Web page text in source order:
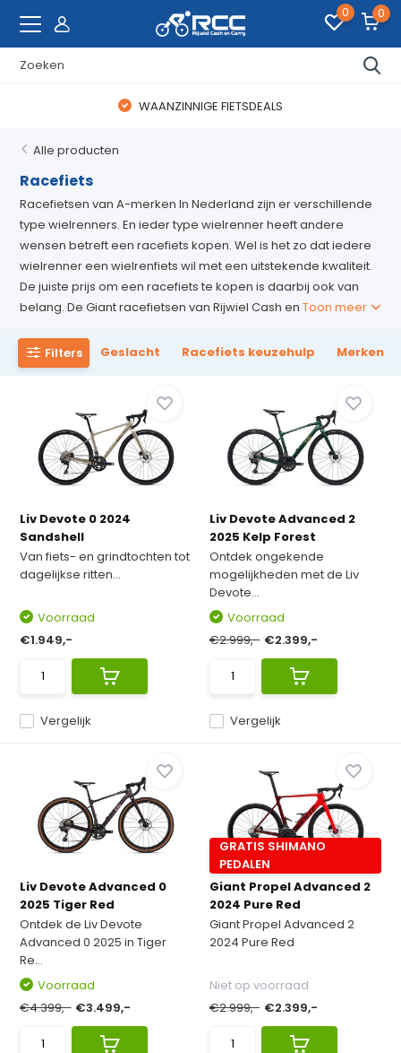
0 0
WAANZINNIGE FIETSDEALS
Alle producten
Racefiets
Racefietsen van A-merken In Nederland zijn er verschillende
type wielrenners. En ieder type wielrenner heeft andere
wensen betreft een racefiets kopen. Wel is het zo dat iedere
wielrenner een wielrenfiets wil met een uitstekende kwaliteit.
De juiste prijs om een racefiets te kopen is daarbij ook van
belang. De Giant racefietsen van Rijwiel Cash enToon meer
Filters Geslacht Racefiets keuzehulp Merken
Liv Devote 0 2024
Sandshell
Van fiets- en grindtochten tot
dagelijkse ritten...
Vergelijk
Voorraad
€1.949,-
Liv Devote Advanced 2
2025 Kelp Forest
Ontdek ongekende
mogelijkheden met de Liv
Devote...
Vergelijk
Voorraad
€2.999,- €2.399,-
Liv Devote Advanced 0
2025 Tiger Red
Ontdek de Liv Devote
Advanced 0 2025 in Tiger
Re...
Voorraad
€4.399,- €3.499,-
GRATIS SHIMANO
PEDALEN
Giant Propel Advanced 2
2024 Pure Red
Giant Propel Advanced 2
2024 Pure Red
Niet op voorraad
€2.999,- €2.399,-